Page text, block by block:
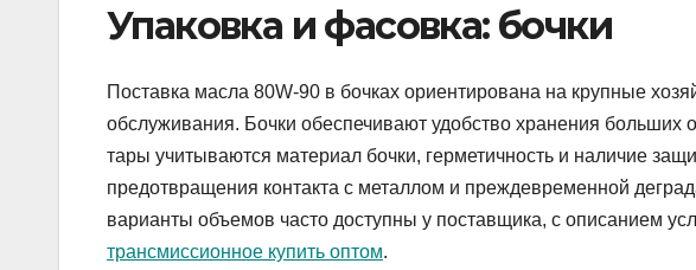
Упаковка и фасовка: бочки
Поставка масла 80W-90 в бочках ориентирована на крупные
обслуживания. Бочки обеспечивают удобство хранения
тары учитываются материал бочки, герметичность и наличие
предотвращения контакта с металлом и преждевременной
варианты объемов часто доступны у поставщика, с описанием
трансмиссионное купить оптом.